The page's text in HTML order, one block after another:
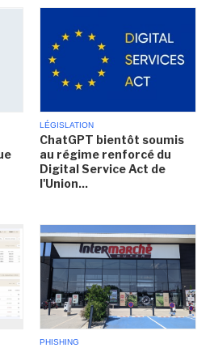
LÉGISLATION
ChatGPT bientôt soumis
au régime renforcé du
Digital Service Act de
l'Union...
PHISHING